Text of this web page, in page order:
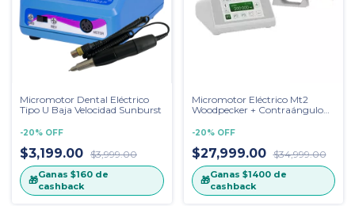
Micromotor Dental Eléctrico
Tipo U Baja Velocidad Sunburst
-20% OFF
$3,199.00 $3,999.00
🎁Ganas $160 de
cashback
Micromotor Eléctrico Mt2
Woodpecker + Contraángulo
-20% OFF
$27,999.00 $34,999.00
🎁Ganas $1400de
cashback